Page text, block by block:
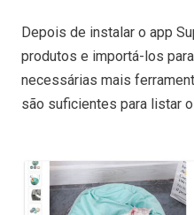
Depois de instalar o app
produtos e importá-los
necessárias mais
são suficientes para listar